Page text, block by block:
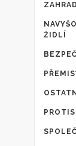
ŽIDLÍ